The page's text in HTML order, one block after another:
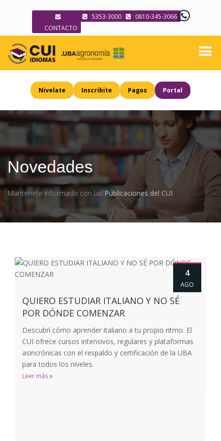
CONTACTO
5353-3000 0810-345-3066
Nivelate Inscribite Pagos Portal
Novedades
Mantenete informado con las Publicaciones del CUI
4
AGO
QUIERO ESTUDIAR ITALIANO Y NO SÉ
POR DÓNDE COMENZAR
Descubrí cómo aprender italiano a tu propio ritmo. El
CUI ofrece cursos intensivos, regulares y plataformas
asincrónicas con el respaldo y certificación de la UBA
para todos los niveles.
Leer más